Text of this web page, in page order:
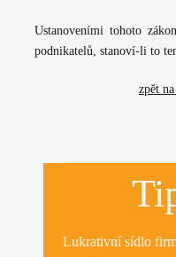
Ustanoveními tohoto
podnikatelů, stanoví-li to
zpět
Lukrativnísídlo